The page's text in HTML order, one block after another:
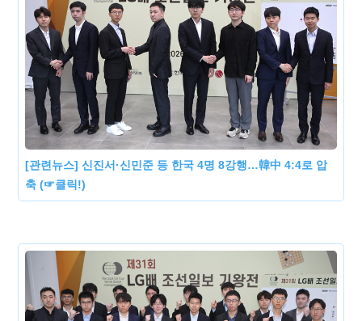
[관련뉴스] 신진서·신민준 등 한국 4명 8강행…韓中 4:4로 압
축 (☞클릭!)